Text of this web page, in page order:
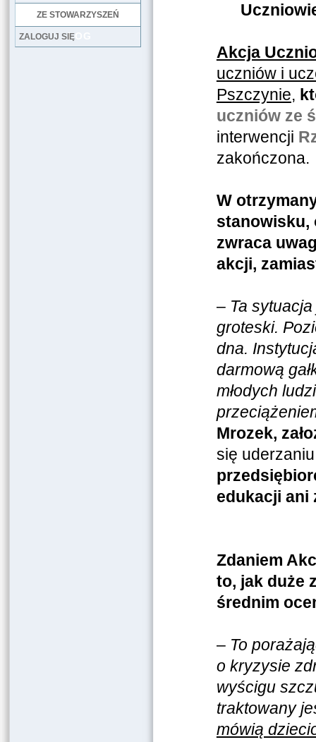
ZE STOWARZYSZEŃ
LOG
ZALOGUJ SIĘ
Akcja
uczniów i
Pszczynie,
uczniów ze
interwencji
zakończona.
W
stanowisku,
zwraca
akcji,
– Ta
groteski.
dna.
darmową
młodych
Mrozek,
się
edukacji ani
Zdaniem
to, jak duże
średnim
– To
o kryzysie
wyścigu
traktowany
mówią